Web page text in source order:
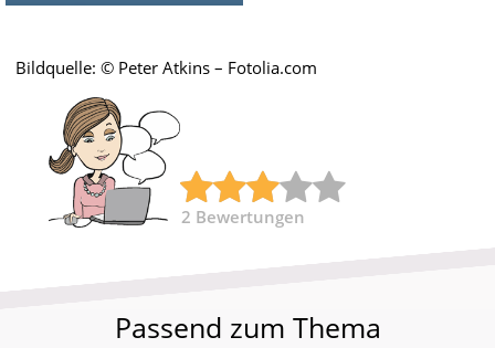
Bildquelle: © Peter Atkins – Fotolia.com
2 Bewertungen
Passend zum Thema